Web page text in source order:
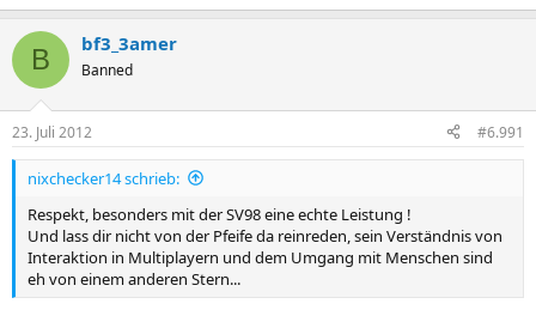
B bf3_3amer
Banned
23. Juli 2012 #6.991
nixchecker14 schrieb:
Respekt, besonders mit der SV98 eine echte Leistung !
Und lass dir nicht von der Pfeife da reinreden, sein Verständnis von
Interaktion in Multiplayern und dem Umgang mit Menschen sind
eh von einem anderen Stern...